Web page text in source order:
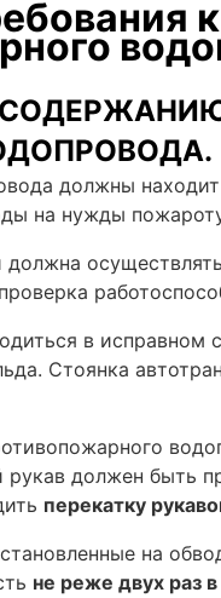
должны
на нужды
должна
в исправном
Стоянка
должен быть
перекатку
на
не реже двух раз